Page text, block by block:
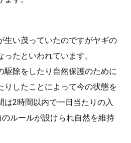
生い茂っていたのですがヤギの
たといわれています。
駆除をしたり自然保護のために
りしたことによって今の状態を
は2時間以内で一日当たりの入
ルールが設けられ自然を維持